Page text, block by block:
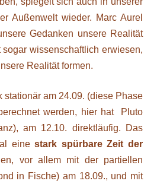
Außenwelt wieder. Marc Aurel
Gedanken unsere Realität
wissenschaftlich erwiesen,
Realität formen.
stationär am 24.09. (diese Phase
werden, hier hat Pluto
am 12.10. direktläufig. Das
einestark spürbare Zeit der
vor allem mit der partiellen
in Fische) am 18.09., und mit